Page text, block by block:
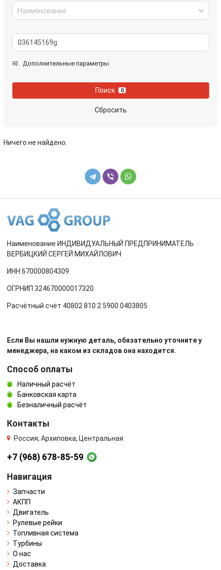
Land Rover
Mazda Mercedes-Benz
Nissan Opel
Toyota
Volvo
Наименование
Дополнительные параметры
Поиск 0
Сбросить
Ничего не найдено.
Наименование ИНДИВИДУАЛЬНЫЙ ПРЕДПРИНИМАТЕЛЬ
ВЕРБИЦКИЙ СЕРГЕЙ МИХАЙЛОВИЧ
ИНН 670000804309
ОГРНИП 324670000017320
Расчётный счёт 40802 810 2 5900 0403805
Если Вы нашли нужную деталь, обязательно уточните у
менеджера, на каком из складов она находится.
Способ оплаты
Наличный расчёт
Банковская карта
Безналичный расчёт
Контакты
Россия, Архиповка, Центральная
+7 (968) 678-85-59
Навигация
Запчасти
АКПП
Двигатель
Рулевые рейки
Топливная система
Турбины
О нас
Доставка